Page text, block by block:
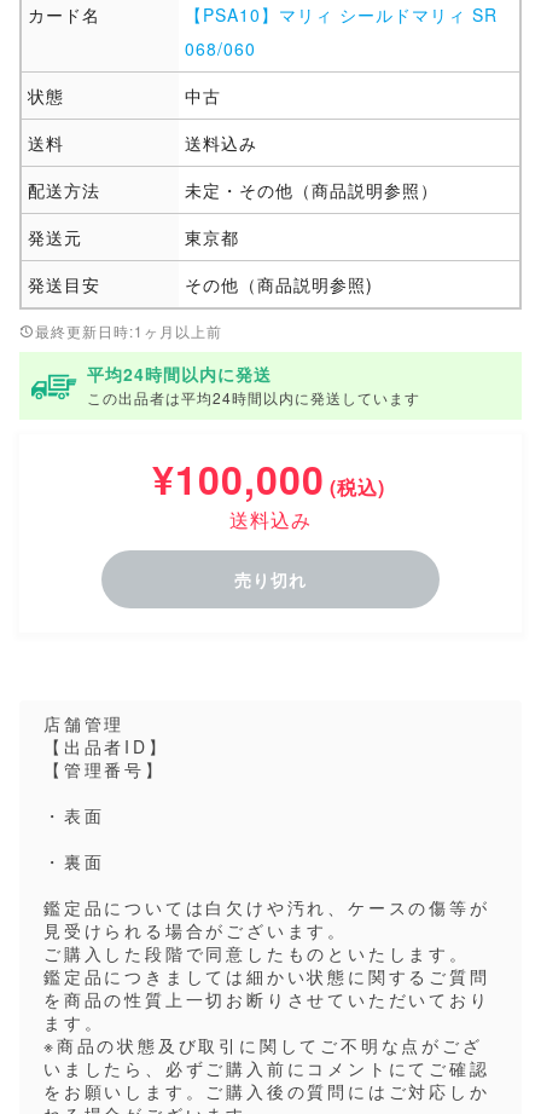
カード名
【PSA10】マリィ シールドマリィ SR
068/060
状態
中古
送料
送料込み
配送方法
未定・その他（商品説明参照）
発送元
東京都
発送目安
その他（商品説明参照)
最終更新日時:1ヶ月以上前
平均24時間以内に発送
この出品者は平均24時間以内に発送しています
¥100,000 (税込)
送料込み
売り切れ
店舗管理
【出品者ID】
【管理番号】
・表面
・裏面
鑑定品については白欠けや汚れ、ケースの傷等が
見受けられる場合がございます。
ご購入した段階で同意したものといたします。
鑑定品につきましては細かい状態に関するご質問
を商品の性質上一切お断りさせていただいており
ます。
※商品の状態及び取引に関してご不明な点がござ
いましたら、必ずご購入前にコメントにてご確認
をお願いします。ご購入後の質問にはご対応しか